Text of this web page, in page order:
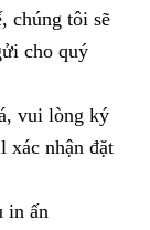
chúng tôi sẽ
cho quý
vui lòng ký
xác nhận đặt
in ấn